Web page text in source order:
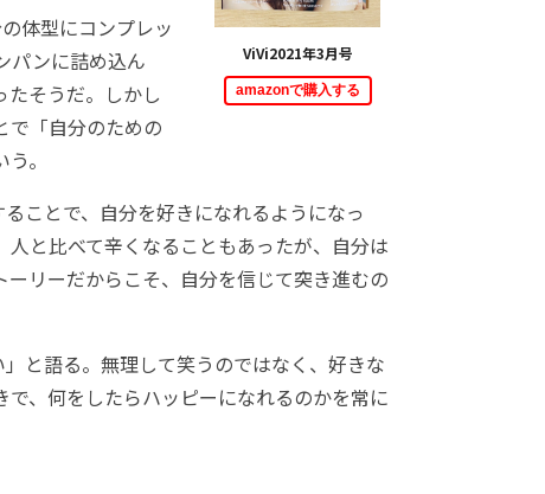
ViVi2021年3月号
amazonで購入する
体型にコンプレッ
パンに詰め込ん
たそうだ。しかし
で「自分のための
。
ことで、自分を好きになれるようになっ
と比べて辛くなることもあったが、自分は
リーだからこそ、自分を信じて突き進むの
と語る。無理して笑うのではなく、好きな
、何をしたらハッピーになれるのかを常に